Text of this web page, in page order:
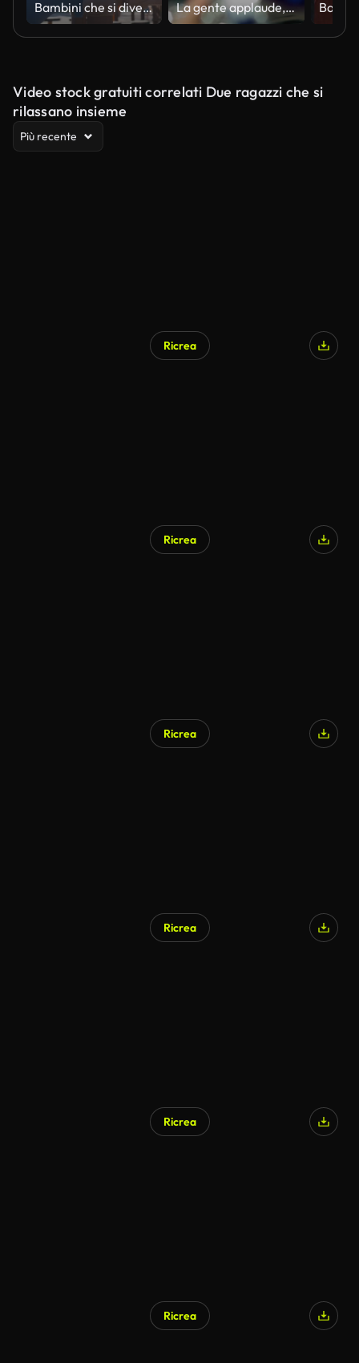
Bambini che si divertono e giocano nel parco giochi La gente applaude, tifa e tiene sventolare bandiere arcobaleno mentre camminano i marciatori della parata del gay pride
Video stock gratuiti correlati Due ragazzi che si
rilassano insieme
Più recente
Ricrea
Ricrea
Ricrea
Ricrea
Ricrea
Ricrea